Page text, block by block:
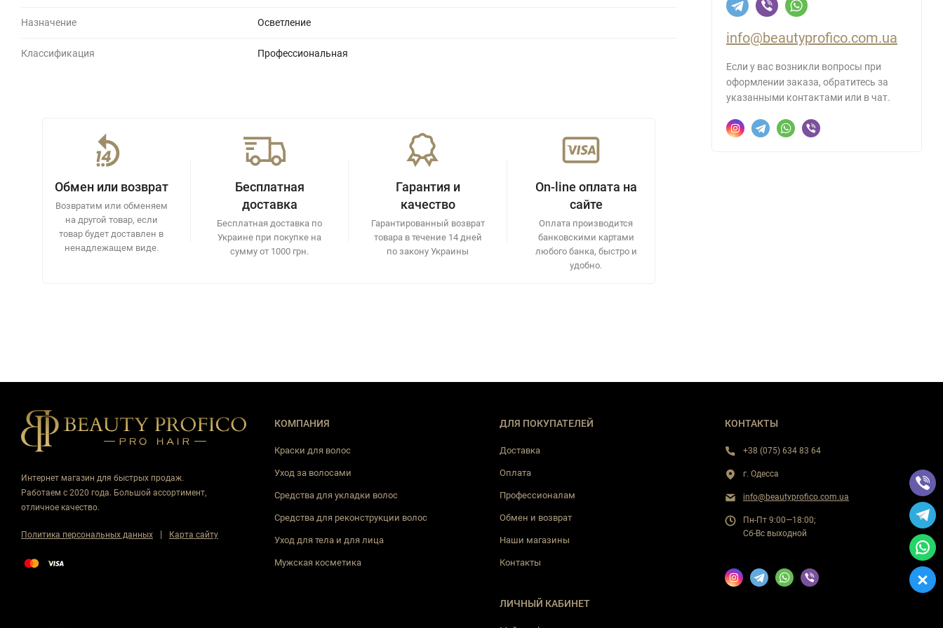
Назначение Осветление
Классификация Профессиональная
Обмен или возврат
Возвратим или обменяем
на другой товар, если
товар будет доставлен в
ненадлежащем виде.
Бесплатная
доставка
Бесплатная доставка по
Украине при покупке на
сумму от 1000 грн.
Гарантия и
качество
Гарантированный возврат
товара в течение 14 дней
по закону Украины
On-line оплата на
сайте
Оплата производится
банковскими картами
любого банка, быстро и
удобно.
info@beautyprofico.com.ua
Если у вас возникли вопросы при
оформлении заказа, обратитесь за
указанными контактами или в чат.
Интернет магазин для быстрых продаж.
Работаем с 2020 года. Большой ассортимент,
отличное качество.
Политика персональных данных | Карта сайту
КОМПАНИЯ
Краски для волос
Уход за волосами
Средства для укладки волос
Средства для реконструкции волос
Уход для тела и для лица
Мужская косметика
ДЛЯ ПОКУПАТЕЛЕЙ
Доставка
Оплата
Профессионалам
Обмен и возврат
Наши магазины
Контакты
ЛИЧНЫЙ КАБИНЕТ
КОНТАКТЫ
+38 (075) 634 83 64
г. Одесса
info@beautyprofico.com.ua
Пн-Пт 9:00—18:00;
Сб-Вс выходной